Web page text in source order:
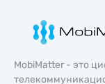
MobiMatter - это